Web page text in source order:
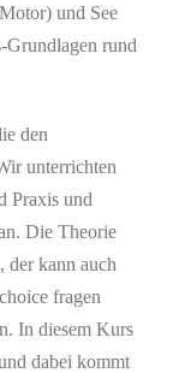
und See
Grundlagen rund
den
unterrichten
Praxis und
Die Theorie
kann auch
fragen
In diesem Kurs
dabei kommt